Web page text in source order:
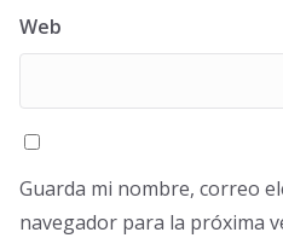
Web
Guarda mi nombre, correo
navegador para la próxima